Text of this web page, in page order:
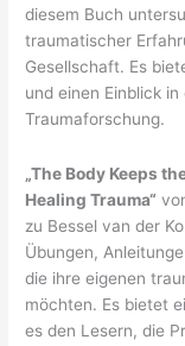
diesem Buch
traumatischer
Gesellschaft. Es
und einen Einblick
Traumaforschung.
„The Body Keeps
Healing Trauma“
zu Bessel van der
Übungen,
die ihre eigenen
möchten. Es bietet
es den Lesern, die